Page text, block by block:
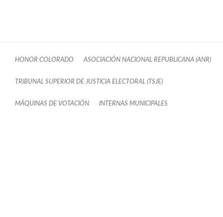
HONOR COLORADO ASOCIACIÓN NACIONAL REPUBLICANA (ANR)
TRIBUNAL SUPERIOR DE JUSTICIA ELECTORAL (TSJE)
MÁQUINAS DE VOTACIÓN INTERNAS MUNICIPALES